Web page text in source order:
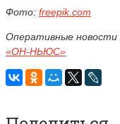
Фото: freepik.com
Оперативные
«ОН-НЬЮС»